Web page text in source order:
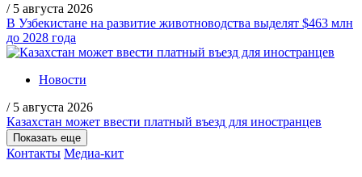
/ 5 августа 2026
В Узбекистане на развитие животноводства выделят $463 млн
до 2028 года
Новости
/ 5 августа 2026
Казахстан может ввести платный въезд для иностранцев
Показать еще
Контакты Медиа-кит